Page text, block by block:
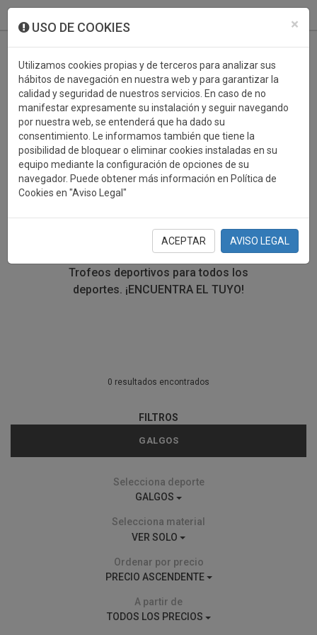
×
USO DE COOKIES
Utilizamos cookies propias y de terceros para analizar sus
hábitos de navegación en nuestra web y para garantizar la
calidad y seguridad de nuestros servicios. En caso de no
manifestar expresamente su instalación y seguir navegando
por nuestra web, se entenderá que ha dado su
consentimiento. Le informamos también que tiene la
posibilidad de bloquear o eliminar cookies instaladas en su
equipo mediante la configuración de opciones de su
navegador. Puede obtener más información en Política de
Cookies en "Aviso Legal"
ACEPTAR AVISO LEGAL
TROFEOS DEPORTIVOS
GALGOS
En esta sección encontrarás una gran variedad de
trofeos deportivos. Define tu búsqueda mediante los
filtros por deporte, material y precio del trofeo.
Trofeos deportivos para todos los
deportes. ¡ENCUENTRA EL TUYO!
0 resultados encontrados
FILTROS
GALGOS
Selecciona deporte
GALGOS
Selecciona material
VER SOLO
Ordenar por precio
PRECIO ASCENDENTE
A partir de
TODOS LOS PRECIOS